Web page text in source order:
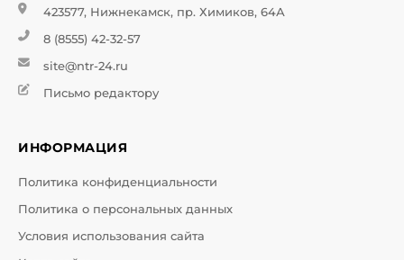
423577, Нижнекамск, пр. Химиков, 64А
8 (8555) 42-32-57
site@ntr-24.ru
Письмо редактору
ИНФОРМАЦИЯ
Политика конфиденциальности
Политика о персональных данных
Условия использования сайта